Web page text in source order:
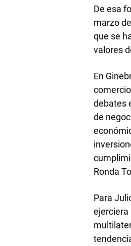
De esa
marzo
que se
valores
En
debates
de
Ronda
Para
ejerciera